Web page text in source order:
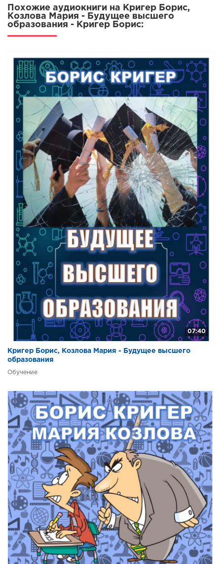
Похожие аудиокниги на Кригер Борис,
Козлова Мария - Будущее высшего
образования - Кригер Борис:
07:40
Кригер Борис, Козлова Мария - Будущее высшего
образования
Обучение